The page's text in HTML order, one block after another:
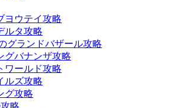
ヨウテイ攻略
ルタ攻略
グランドバザール攻略
グバナンザ攻略
ワールド攻略
ルズ攻略
グ攻略
略